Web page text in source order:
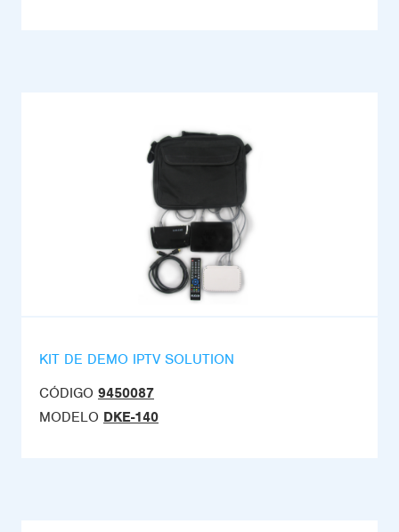
KIT DE DEMO IPTV SOLUTION
CÓDIGO 9450087
MODELO DKE-140